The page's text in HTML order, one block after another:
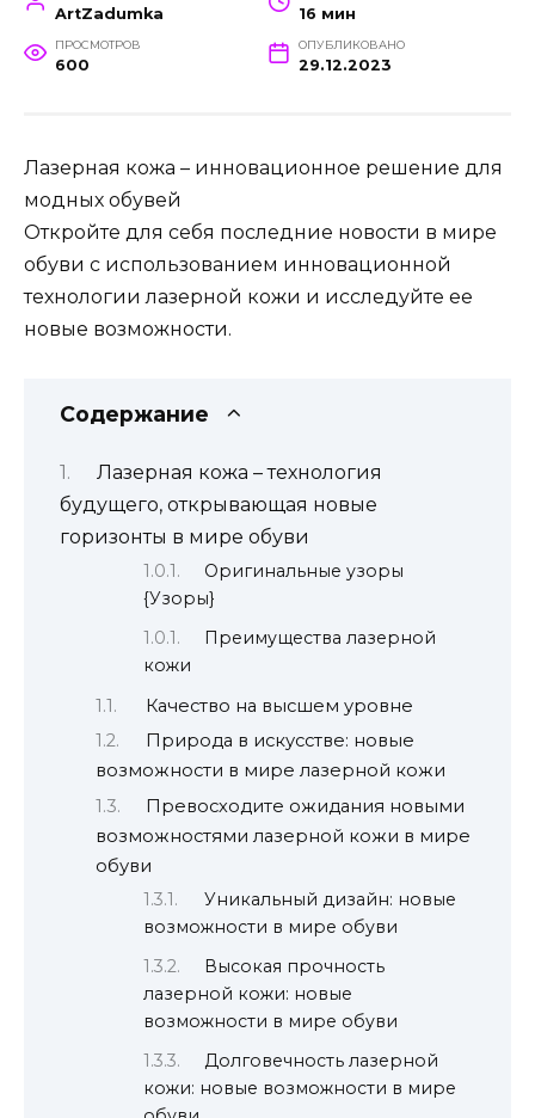
ArtZadumka 16 мин
ПРОСМОТРОВ
600
ОПУБЛИКОВАНО
29.12.2023
Лазерная кожа – инновационное решение для
модных обувей
Откройте для себя последние новости в мире
обуви с использованием инновационной
технологии лазерной кожи и исследуйте ее
новые возможности.
Содержание
Лазерная кожа – технология
будущего, открывающая новые
горизонты в мире обуви
Оригинальные узоры
{Узоры}
Преимущества лазерной
кожи
Качество на высшем уровне
Природа в искусстве: новые
возможности в мире лазерной кожи
Превосходите ожидания новыми
возможностями лазерной кожи в мире
обуви
Уникальный дизайн: новые
возможности в мире обуви
Высокая прочность
лазерной кожи: новые
возможности в мире обуви
Долговечность лазерной
кожи: новые возможности в мире